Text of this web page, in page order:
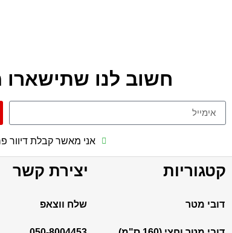
חשוב לנו שתישארו
אני מאשר קבלת דיוור
קטגוריות
דובי מטר
יצירת קשר
שלח ווצאפ